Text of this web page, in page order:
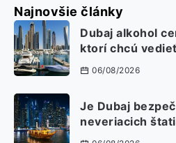
Najnovšie články
Dubaj alkohol
ktorí chcú
06/08/2026
Je Dubaj
neveriacich